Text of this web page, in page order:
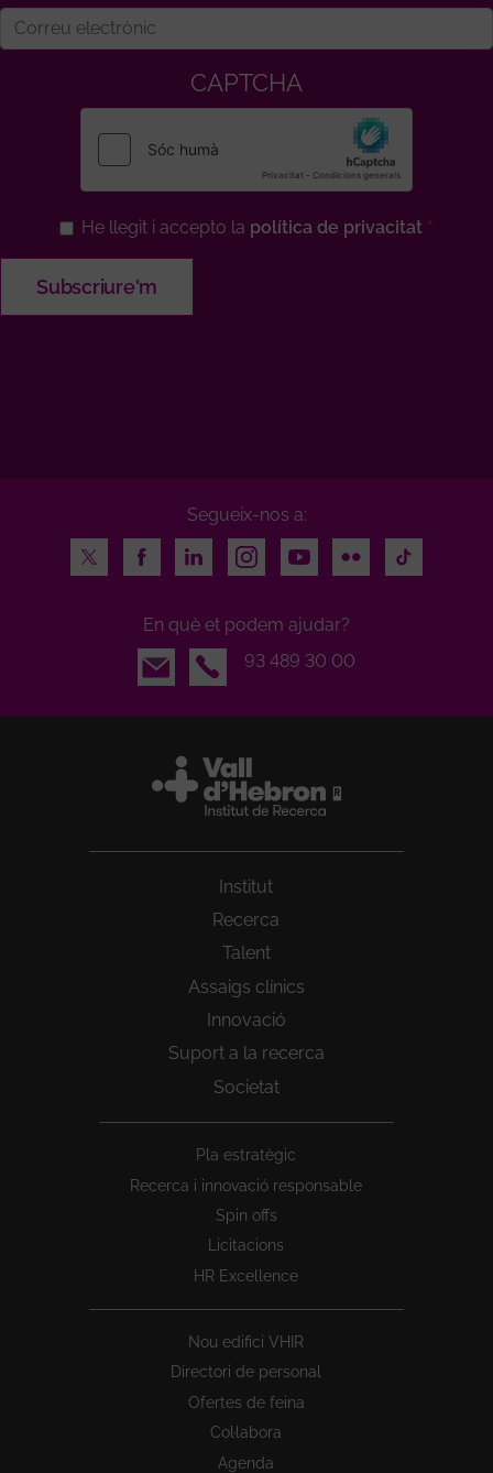
CAPTCHA
He llegit i accepto la política de privacitat
Segueix-nos a:
Twitter
FacebookLinkedInInstagramYoutubeFlickr TikTok
En què et podem ajudar?
Email
93 489 30 00
Institut
Recerca
Talent
Assaigs clínics
Innovació
Suport a la recerca
Societat
Pla estratègic
Recerca i innovació responsable
Spin offs
Licitacions
HR Excellence
Nou edifici VHIR
Directori de personal
Ofertes de feina
Col·labora
Agenda